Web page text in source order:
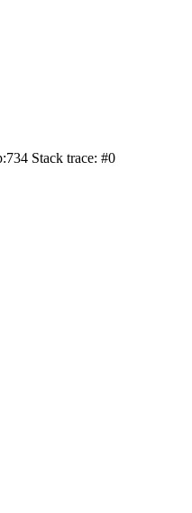
Stack trace: #0